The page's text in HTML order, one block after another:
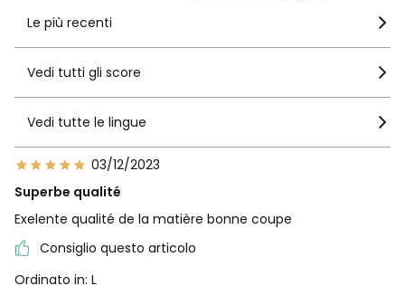
Le più recenti
Vedi tutti gli score
Vedi tutte le lingue
03/12/2023
Superbe qualité
Exelente qualité de la matière bonne coupe
Consiglio questo articolo
Ordinato in: L